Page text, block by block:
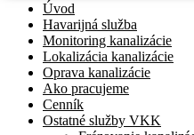
Úvod
Havarijná služba
Monitoring kanalizácie
Lokalizácia kanalizácie
Oprava kanalizácie
Ako pracujeme
Cenník
Ostatné služby VKK